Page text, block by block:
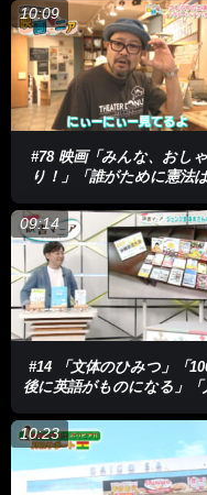
10:09
#78 映画「みんな、おし
り！」「誰がために憲法
「映画『春の香り』上映
督・関係者による舞台挨
09:14
#14 「文体のひみつ」「
後に英語がものになる」「
10:23